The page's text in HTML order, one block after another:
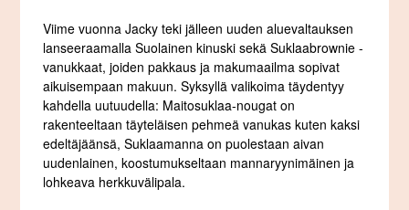
Viime vuonna Jacky teki jälleen uuden aluevaltauksen
lanseeraamalla Suolainen kinuski sekä Suklaabrownie -
vanukkaat, joiden pakkaus ja makumaailma sopivat
aikuisempaan makuun. Syksyllä valikoima täydentyy
kahdella uutuudella: Maitosuklaa-nougat on
rakenteeltaan täyteläisen pehmeä vanukas kuten kaksi
edeltäjäänsä, Suklaamanna on puolestaan aivan
uudenlainen, koostumukseltaan mannaryynimäinen ja
lohkeava herkkuvälipala.